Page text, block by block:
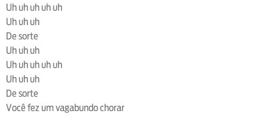
Uh uh uh uh uh
Uh uh uh
De sorte
Uh uh uh
Uh uh uh uh uh
Uh uh uh
De sorte
Você fez um vagabundo chorar